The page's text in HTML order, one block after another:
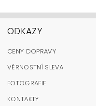
ODKAZY
CENY DOPRAVY
VĚRNOSTNÍ SLEVA
FOTOGRAFIE
KONTAKTY